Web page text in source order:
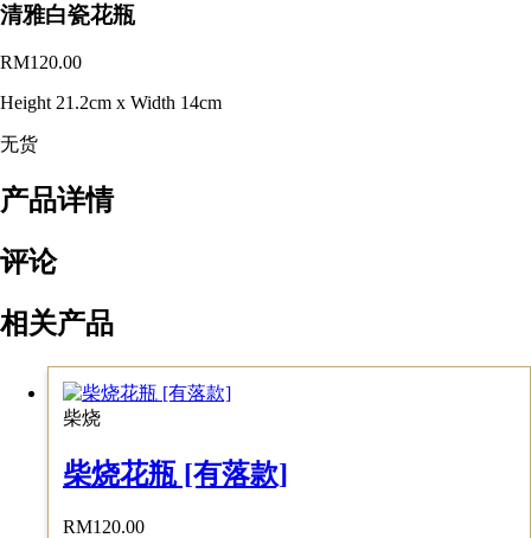
清雅白瓷花瓶
RM120.00
Height 21.2cm x Width 14cm
无货
产品详情
评论
相关产品
柴烧
柴烧花瓶 [有落款]
RM120.00